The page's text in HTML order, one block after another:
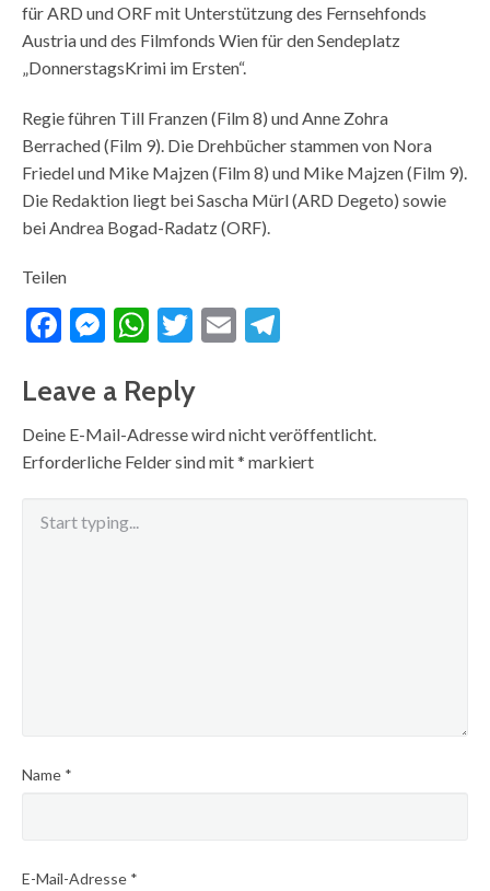
für ARD und ORF mit Unterstützung des Fernsehfonds
Austria und des Filmfonds Wien für den Sendeplatz
„DonnerstagsKrimi im Ersten“.
Regie führen Till Franzen (Film 8) und Anne Zohra
Berrached (Film 9). Die Drehbücher stammen von Nora
Friedel und Mike Majzen (Film 8) und Mike Majzen (Film 9).
Die Redaktion liegt bei Sascha Mürl (ARD Degeto) sowie
bei Andrea Bogad-Radatz (ORF).
Teilen
Facebook
Messenger
WhatsApp
Twitter
Email
Leave a Reply
Deine E-Mail-Adresse wird nicht veröffentlicht.
Erforderliche Felder sind mit* markiert
Name *
E-Mail-Adresse *